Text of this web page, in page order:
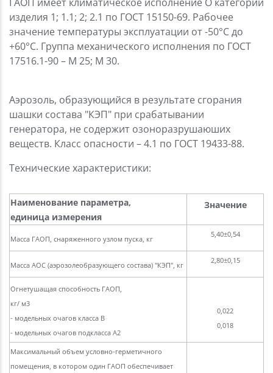
изделия 1; 1.1; 2; 2.1 по ГОСТ 15150-69. Рабочее
значение температуры эксплуатации от -50°С до
+60°С. Группа механического исполнения по ГОСТ
17516.1-90 – М 25; М 30.
Аэрозоль, образующийся в результате сгорания
шашки состава "КЭП" при срабатывании
генератора, не содержит озоноразрушаюших
веществ. Класс опасности – 4.1 по ГОСТ 19433-88.
Технические характеристики:
Наименование параметра,
единица измерения
Значение
Масса ГАОП, снаряженного узлом пуска, кг
5,40±0,54
Масса АОС (аэрозолеобразующего состава) "КЭП", кг
2,80±0,15
Огнетушащая способность ГАОП,
кг/ м3
- модельных очагов класса В
- модельных очагов подкласса А2
0,022
0,018
Максимальный объем условно-герметичного
помещения, в котором один ГАОП обеспечивает